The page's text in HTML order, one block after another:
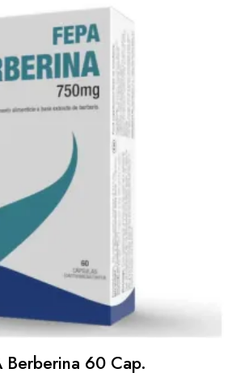
Berberina 60 Cap.